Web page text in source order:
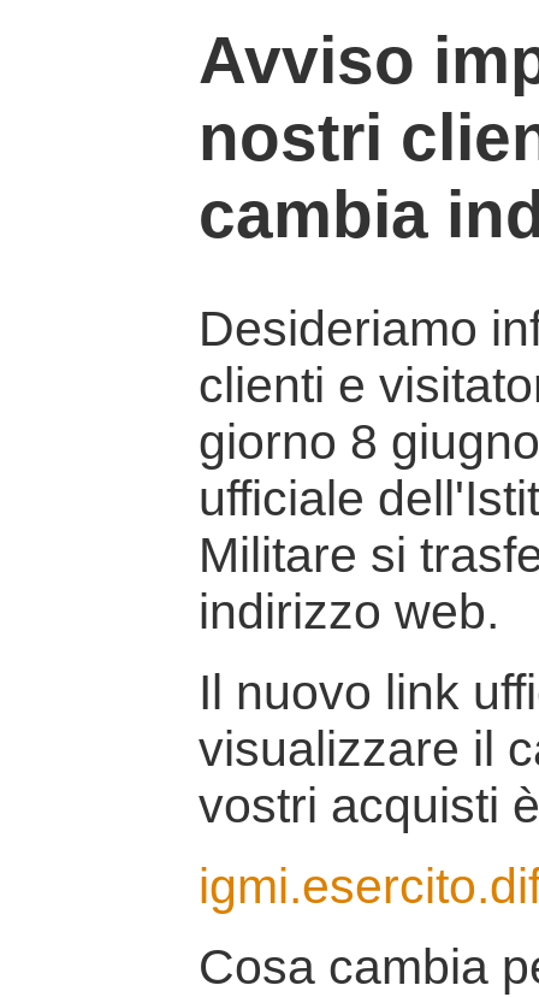
Avviso
nostri
cambia
Desideriamo
clienti e
giorno 8
ufficiale
Militare si
indirizzo web.
Il nuovo link
visualizzare il
vostri acquisti
Cosa cambia